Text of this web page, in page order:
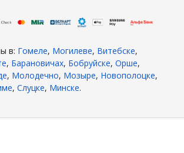
в: Гомеле, Могилеве, Витебске,
, Барановичах, Бобруйске, Орше,
, Молодечно, Мозыре, Новополоцке,
, Слуцке, Минске.